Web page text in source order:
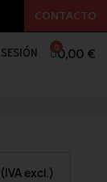
CONTACTO
0,00 €
(IVA excl.)